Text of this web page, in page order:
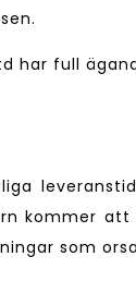
Ltd har full
kommer
som